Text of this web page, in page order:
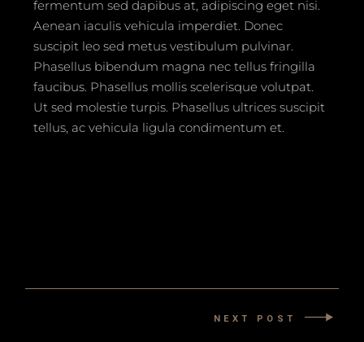
fermentum sed dapibus at, adipiscing eget nisi.
Aenean iaculis vehicula imperdiet. Donec
suscipit leo sed metus vestibulum pulvinar.
Phasellus bibendum magna nec tellus fringilla
faucibus. Phasellus mollis scelerisque volutpat.
Ut sed molestie turpis. Phasellus ultrices suscipit
tellus, ac vehicula ligula condimentum et.
NEXT POST